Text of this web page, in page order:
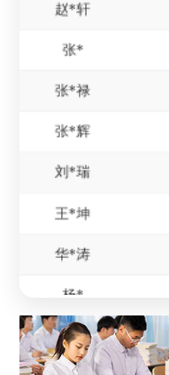
张*
张*禄
张*辉
刘*瑞
王*坤
华*涛
杨*
赵*